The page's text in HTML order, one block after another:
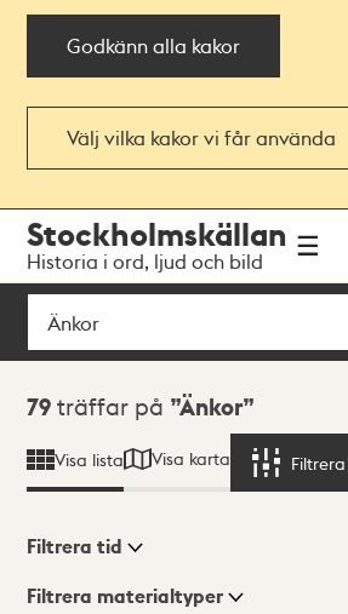
Godkänn alla kakor
Välj vilka kakor vi får använda
navigationen
huvudinnehållet
Stockholmskällan
Historia i ord, ljud och bild
Sök
Sökresultat
79 träffar på Änkor
Visa lista Visa karta Filtrera
Visningsläge
Filtrera tid
Filtrera materialtyper